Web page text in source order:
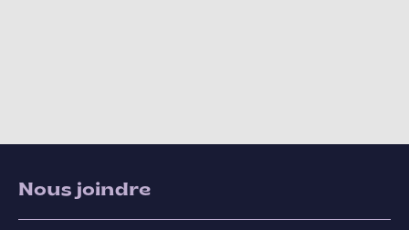
Nous joindre